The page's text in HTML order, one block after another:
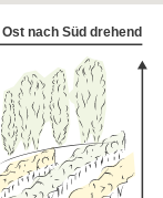
Ost nach Süd drehend